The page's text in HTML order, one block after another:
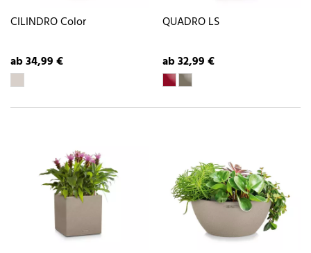
CILINDRO Color
ab 34,99 €
QUADRO LS
ab 32,99 €